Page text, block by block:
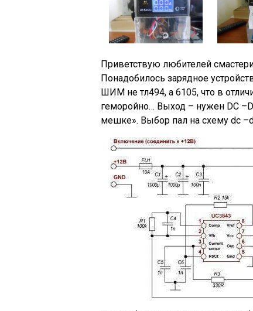
Приветствую любителей
Понадобилось зарядное
ШИМ не тл494, а 6105, что в
геморойно… Выход – нужен DC
мешке». Выбор пал на схему dc